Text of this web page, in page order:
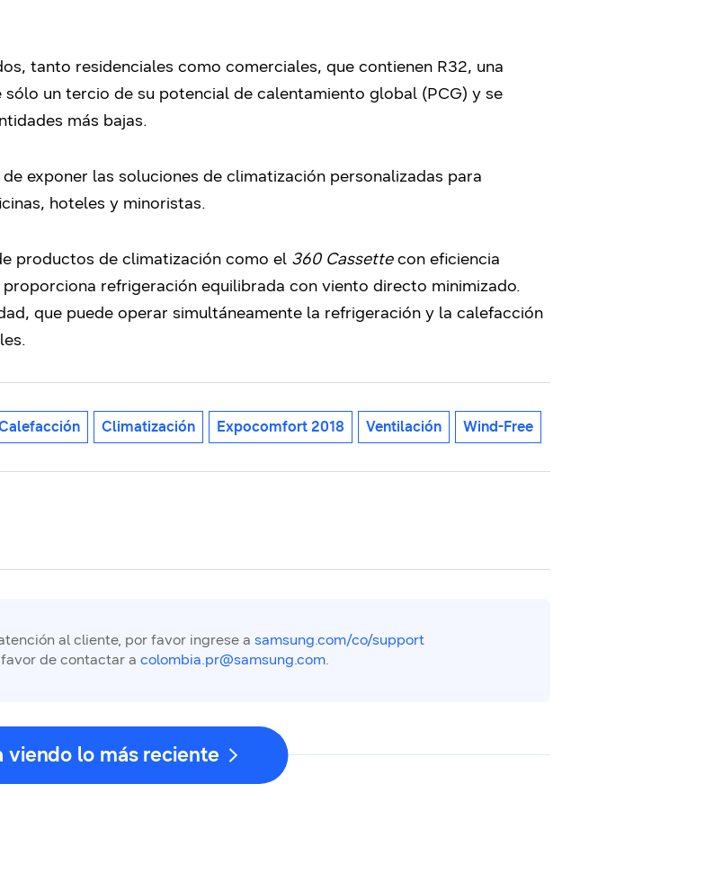
tanto residenciales como comerciales, que contienen R32, una
un tercio de su potencial de calentamiento global (PCG) y se
más bajas.
exponer las soluciones de climatización personalizadas para
hoteles y minoristas.
productos de climatización como el 360 Cassettecon eficiencia
refrigeración equilibrada con viento directo minimizado.
que puede operar simultáneamente la refrigeración y la calefacción
Climatización Expocomfort 2018 Ventilación Wind-Free
al cliente, por favor ingrese a samsung.com/co/support
de contactar a colombia.pr@samsung.com.
viendo lo más reciente